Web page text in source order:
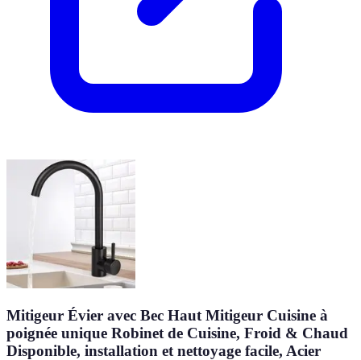
Mitigeur Évier avec Bec Haut Mitigeur Cuisine à
poignée unique Robinet de Cuisine, Froid & Chaud
Disponible, installation et nettoyage facile, Acier